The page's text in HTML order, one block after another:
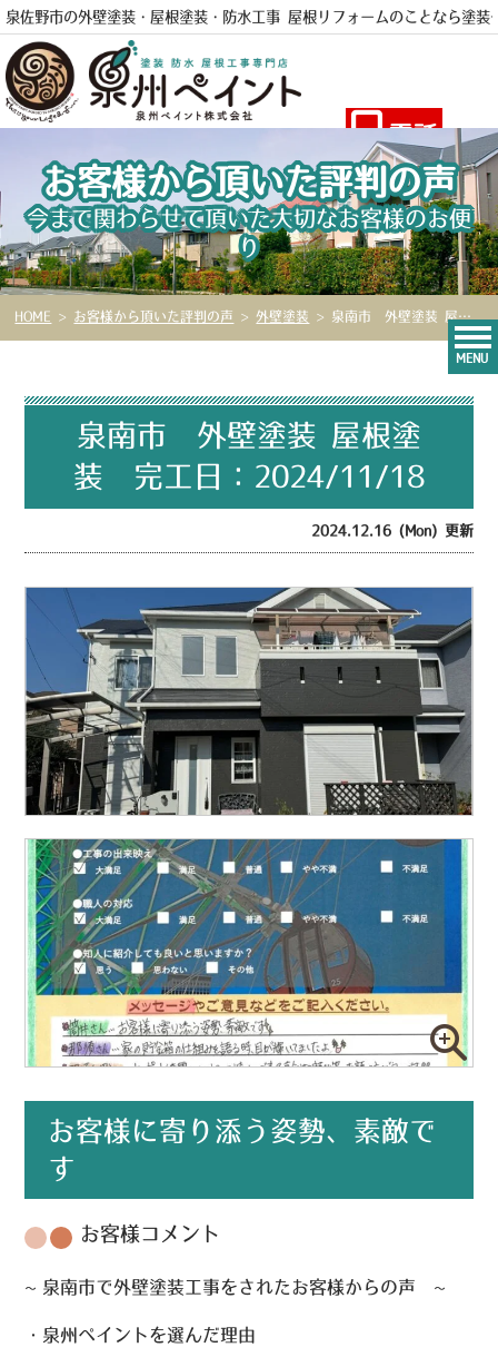
泉佐野市の外壁塗装・屋根塗装・防水工事 屋根リフォームのことなら塗装
電話
MENU
お客様から頂いた評判の声
今まで関わらせて頂いた大切なお客様のお便
り
HOME > お客様から頂いた評判の声 > 外壁塗装 > 泉南市 外壁塗装 屋根塗装 完工日：2024/11/18
泉南市 外壁塗装 屋根塗
装 完工日：2024/11/18
2024.12.16 (Mon) 更新
お客様に寄り添う姿勢、素敵で
す
お客様コメント
~ 泉南市で外壁塗装工事をされたお客様からの声
・泉州ペイントを選んだ理由